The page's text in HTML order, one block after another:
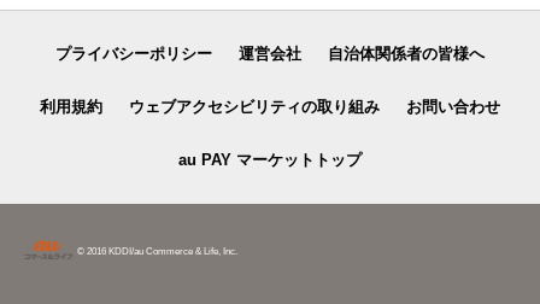
プライバシーポリシー 運営会社 自治体関係者の皆様へ
利用規約 ウェブアクセシビリティの取り組み お問い合わせ
au PAY マーケットトップ
© 2016 KDDI/au Commerce & Life, Inc.